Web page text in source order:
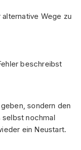
Wege zu
beschreibst
sondern den
nochmal
ein Neustart.